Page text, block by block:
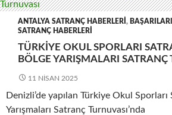
ANTALYA SATRANÇ HABERLERI ,
SATRANÇ HABERLERI
TÜRKIYE OKUL SPORLARI
BÖLGE YARIŞMALARI SATRANÇ
11 NISAN 2025
Denizli’de yapılan Türkiye Okul
Yarışmaları Satranç Turnuvası’nda